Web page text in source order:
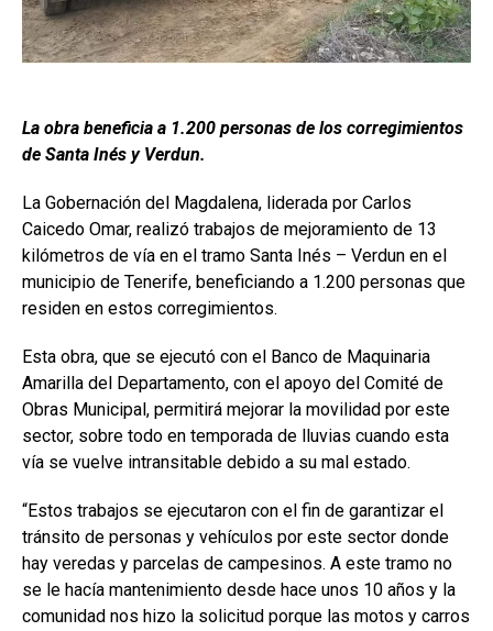
La obra beneficia a 1.200 personas de los corregimientos
de Santa Inés y Verdun.
La Gobernación del Magdalena, liderada por Carlos
Caicedo Omar, realizó trabajos de mejoramiento de 13
kilómetros de vía en el tramo Santa Inés – Verdun en el
municipio de Tenerife, beneficiando a 1.200 personas que
residen en estos corregimientos.
Esta obra, que se ejecutó con el Banco de Maquinaria
Amarilla del Departamento, con el apoyo del Comité de
Obras Municipal, permitirá mejorar la movilidad por este
sector, sobre todo en temporada de lluvias cuando esta
vía se vuelve intransitable debido a su mal estado.
“Estos trabajos se ejecutaron con el fin de garantizar el
tránsito de personas y vehículos por este sector donde
hay veredas y parcelas de campesinos. A este tramo no
se le hacía mantenimiento desde hace unos 10 años y la
comunidad nos hizo la solicitud porque las motos y carros